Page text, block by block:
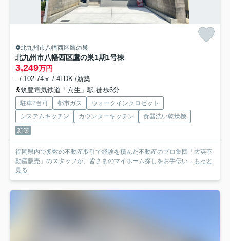
北九州市八幡西区鷹の巣
北九州市八幡西区鷹の巣1期1号棟
3,249万円
- / 102.74㎡ / 4LDK /新築
筑豊電気鉄道「穴生」駅 徒歩6分
駐車2台可 都市ガス
ウォークインクロゼット
システムキッチン
カウンターキッチン
食器洗い乾燥機
新築
福岡県内で多数の不動産取引で経験を積んだ不動産のプロ集団「大英不
動産販売」のスタッフが、皆さまのマイホーム探しをお手伝い... もっと
見る